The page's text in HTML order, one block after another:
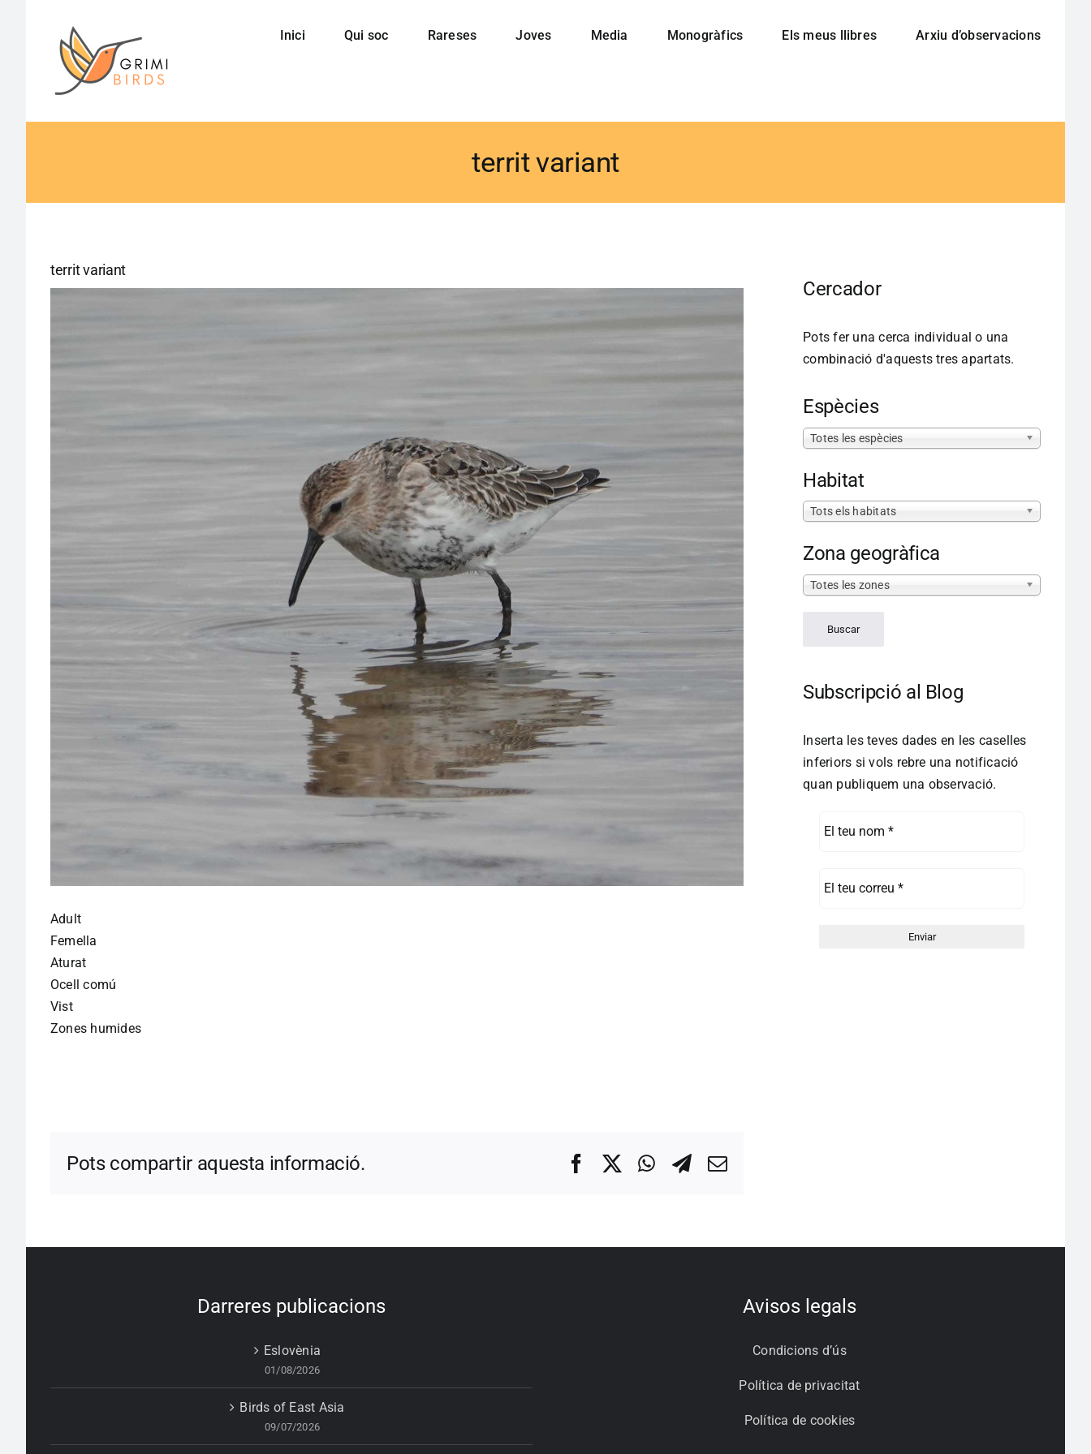
Inici Qui soc Rareses Joves Media Monogràfics Els meus llibres Arxiu d’observacions
territ variant
territ variant
Adult
Femella
Aturat
Ocell comú
Vist
Zones humides
Pots compartir aquesta informació. FacebookWhatsApp
Telegram
Correo
Cercador
Pots fer una cerca individual o una
combinació d'aquests tres apartats.
Espècies
Totes les espècies
Habitat
Tots els habitats
Zona geogràfica
Totes les zones
Subscripció al Blog
Inserta les teves dades en les caselles
inferiors si vols rebre una notificació
quan publiquem una observació.
Darreres publicacions
Eslovènia
01/08/2026
Birds of East Asia
09/07/2026
Avisos legals
Condicions d’ús
Política de privacitat
Política de cookies